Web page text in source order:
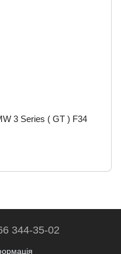
3 Series ( GT ) F34
344-35-02